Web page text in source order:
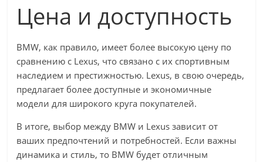
Цена и доступность
BMW, как правило, имеет более высокую цену по
сравнению с Lexus, что связано с их спортивным
наследием и престижностью. Lexus, в свою очередь,
предлагает более доступные и экономичные
модели для широкого круга покупателей.
В итоге, выбор между BMW и Lexus зависит от
ваших предпочтений и потребностей. Если важны
динамика и стиль, то BMW будет отличным